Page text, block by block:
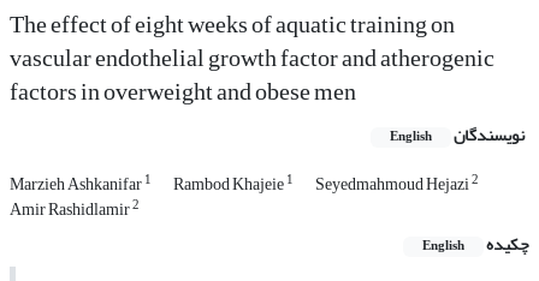
The effect of eight weeks of aquatic training on
vascular endothelial growth factor and atherogenic
factors in overweight and obese men
نویسندگان English
Marzieh Ashkanifar1 Rambod Khajeie1 Seyedmahmoud Hejazi2
Amir Rashidlamir2
چکیده English